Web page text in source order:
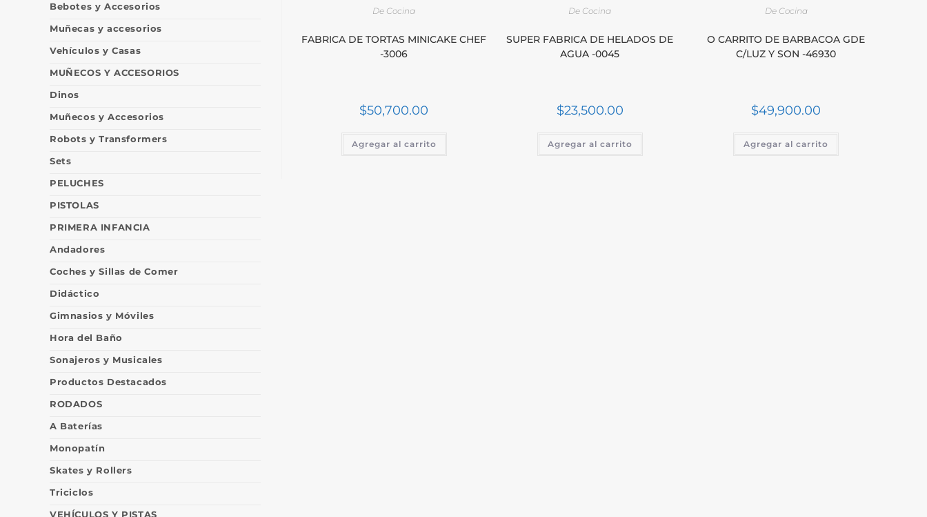
De Cocina
FABRICA DE TORTAS MINICAKE CHEF
-3006
$50,700.00
Agregar al carrito
De Cocina
SUPER FABRICA DE HELADOS DE
AGUA -0045
$23,500.00
Agregar al carrito
De Cocina
O CARRITO DE BARBACOA GDE
C/LUZ Y SON -46930
$49,900.00
Agregar al carrito
Bebotes y Accesorios
Muñecas y accesorios
Vehículos y Casas
MUÑECOS Y ACCESORIOS
Dinos
Muñecos y Accesorios
Robots y Transformers
Sets
PELUCHES
PISTOLAS
PRIMERA INFANCIA
Andadores
Coches y Sillas de Comer
Didáctico
Gimnasios y Móviles
Hora del Baño
Sonajeros y Musicales
Productos Destacados
RODADOS
A Baterías
Monopatín
Skates y Rollers
Triciclos
VEHÍCULOS Y PISTAS